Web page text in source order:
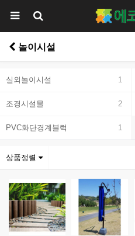
놀이시설
실외놀이시설 1
조경시설물 2
PVC화단경계블럭 1
상품정렬